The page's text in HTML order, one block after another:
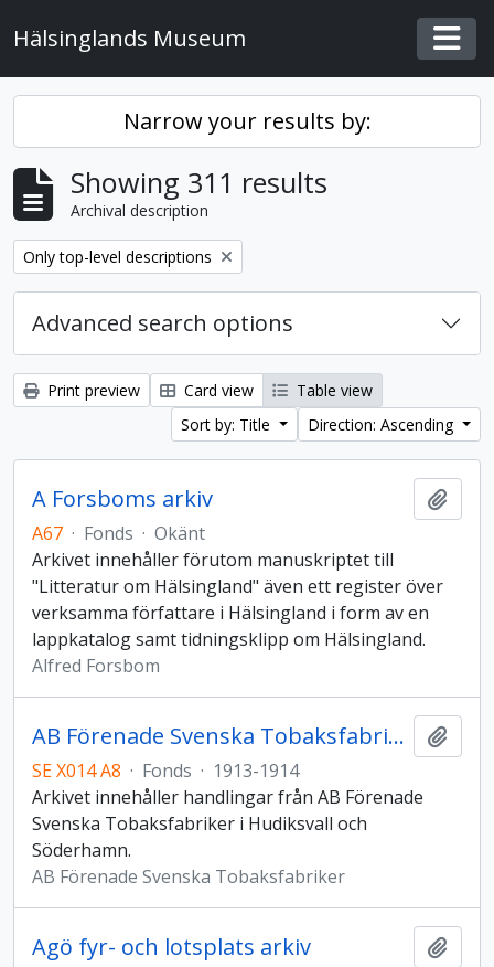
Hälsinglands Museum
Narrow your results by:
Showing 311 results
Archival description
Remove filter:
Only top-level descriptions
Advanced search options
Print preview Card view
Table view
Sort by: Title
Direction: Ascending
A Forsboms arkiv
A67 · Fonds · Okänt
Arkivet innehåller förutom manuskriptet till
"Litteratur om Hälsingland" även ett register över
verksamma författare i Hälsingland i form av en
lappkatalog samt tidningsklipp om Hälsingland.
Alfred Forsbom
AB Förenade Svenska Tobaksfabriker
SE X014 A8 · Fonds · 1913-1914
Arkivet innehåller handlingar från AB Förenade
Svenska Tobaksfabriker i Hudiksvall och
Söderhamn.
AB Förenade Svenska Tobaksfabriker
Agö fyr- och lotsplats arkiv